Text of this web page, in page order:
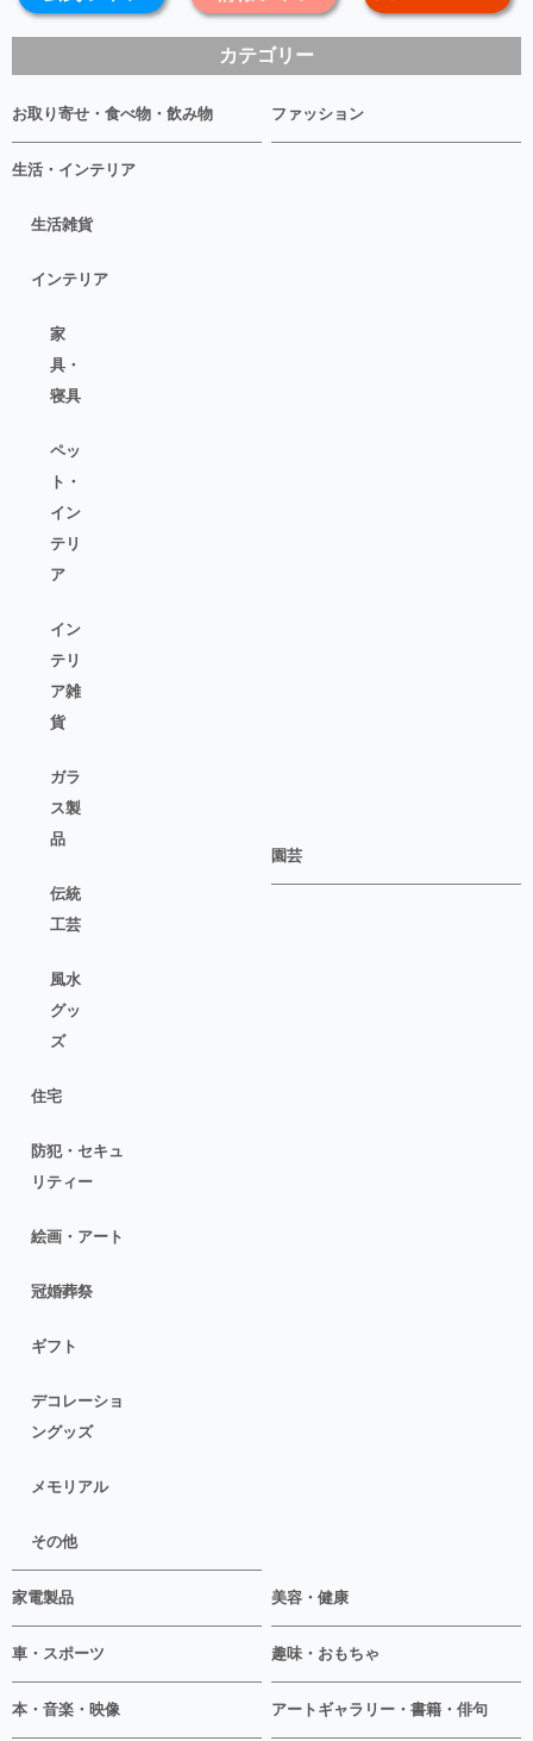
カテゴリー
お取り寄せ・食べ物・飲み物 ファッション
生活・インテリア
生活雑貨
インテリア
家
具・
寝具
ペッ
ト・
イン
テリ
ア
イン
テリ
ア雑
貨
ガラ
ス製
品
伝統
工芸
風水
グッ
ズ
住宅
防犯・セキュ
リティー
絵画・アート
冠婚葬祭
ギフト
デコレーショ
ングッズ
メモリアル
その他
園芸
家電製品 美容・健康
車・スポーツ 趣味・おもちゃ
本・音楽・映像 アートギャラリー・書籍・俳句